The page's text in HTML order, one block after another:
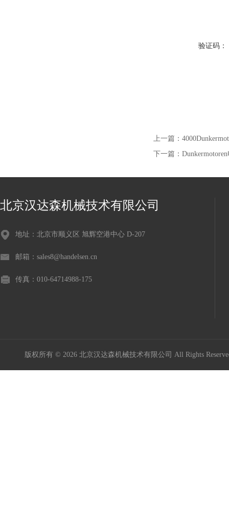
验证码：
上一篇：
下一篇：
北京汉达森机械技术有限公司
地址：北京市顺义区 旭辉空港中心 D-207
邮箱：sales8@handelsen.cn
传真：010-64714988-175
版权所有 © 2026 北京汉达森机械技术有限公司 All Rights